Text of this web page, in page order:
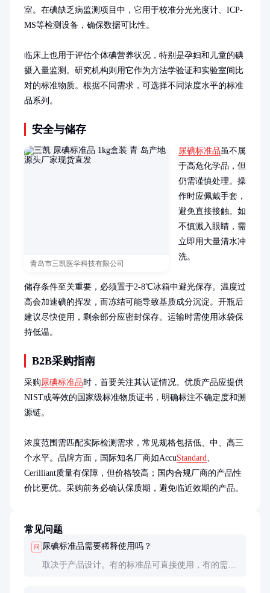
室。在碘缺乏病监测项目中，它用于校准分光光度计、ICP-
MS等检测设备，确保数据可比性。
临床上也用于评估个体碘营养状况，特别是孕妇和儿童的碘
摄入量监测。研究机构则用它作为方法学验证和实验室间比
对的标准物质。根据不同需求，可选择不同浓度水平的标准
品系列。
安全与储存
青岛市三凯医学科技有限公司
尿碘标准品虽不属
于高危化学品，但
仍需谨慎处理。操
作时应佩戴手套，
避免直接接触。如
不慎溅入眼睛，需
立即用大量清水冲
洗。
储存条件至关重要，必须置于2-8℃冰箱中避光保存。温度过
高会加速碘的挥发，而冻结可能导致基质成分沉淀。开瓶后
建议尽快使用，剩余部分应密封保存。运输时需使用冰袋保
持低温。
B2B采购指南
采购尿碘标准品时，首要关注其认证情况。优质产品应提供
NIST或等效的国家级标准物质证书，明确标注不确定度和溯
源链。
浓度范围需匹配实际检测需求，常见规格包括低、中、高三
个水平。品牌方面，国际知名厂商如AccuStandard、
Cerilliant质量有保障，但价格较高；国内合规厂商的产品性
价比更优。采购前务必确认保质期，避免临近效期的产品。
常见问题
问 尿碘标准品需要稀释使用吗？
取决于产品设计。有的标准品可直接使用，有的需要